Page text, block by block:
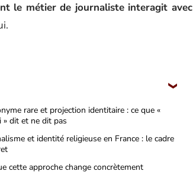
le métier de journaliste interagit avec
rare et projection identitaire : ce que «
» dit et ne dit pas
et identité religieuse en France : le cadre
cette approche change concrètement